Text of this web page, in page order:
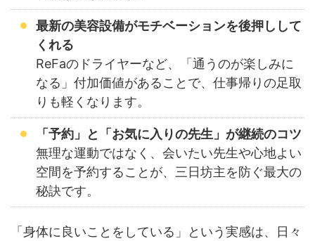
最新の美容設備がモチベーションを後押しして
くれる
ReFaのドライヤーなど、「通うのが楽しみに
なる」付加価値があることで、仕事帰りの足取
りも軽くなります。
「予約」と「お気に入りの先生」が継続のコツ
無理な運動ではなく、会いたい先生や心地よい
空間を予約することが、三日坊主を防ぐ最大の
秘訣です。
「身体に良いことをしている」という実感は、日々